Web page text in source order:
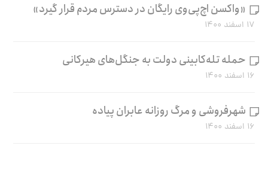
«واکسن اچ‌پی‌وی رایگان در دسترس مردم قرار گیرد»
۱۷ اسفند ۱۴۰۰
حمله تله‌کابینی دولت به جنگل‌های هیرکانی
۱۶ اسفند ۱۴۰۰
شهرفروشی و مرگ روزانه عابران پیاده
۱۶ اسفند ۱۴۰۰